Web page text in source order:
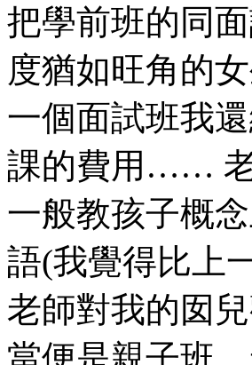
把學前班的同
度猶如旺角的
一個面試班我
課的費用…… 老
一般教孩子概
語(我覺得比上
老師對我的囡